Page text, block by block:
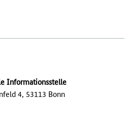
Informationsstelle
4, 53113 Bonn